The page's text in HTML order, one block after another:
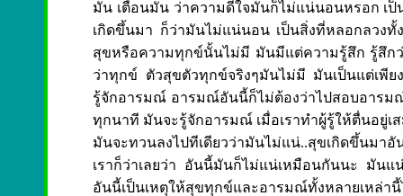
มัน เตือนมัน ว่าความดีใจมันก็ไม่แน่นอนหรอก เ
เกิดขึ้นมา ก็ว่ามันไม่แน่นอน เป็นสิ่งที่หลอกลวง
สุขหรือความทุกข์นั้นไม่มี มันมีแต่ความรู้สึก รู้สึก
ว่าทุกข์ ตัวสุขตัวทุกข์จริงๆมันไม่มี มันเป็นแต่เพีย
รู้จักอารมณ์ อารมณ์อันนี้ก็ไม่ต้องว่าไปสอบอารม
ทุกนาที มันจะรู้จักอารมณ์ เมื่อเราทำผู้รู้ให้ตื่นอยู่
มันจะทวนลงไปทีเดียวว่ามันไม่แน่..สุขเกิดขึ้นมา
เราก็ว่าเลยว่า อันนี้มันก็ไม่แน่เหมือนกันนะ มันแ
อันนี้เป็นเหตุให้สุขทุกข์และอารมณ์ทั้งหลายเหล่